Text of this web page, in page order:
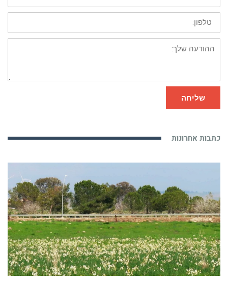
ההודעה
שלך:
שליחה
טיול חורף אל פריחת הנרקיס